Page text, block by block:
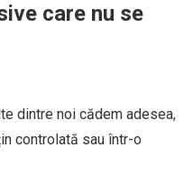
care nu se
dintre noi cădem adesea,
controlată sau într-o